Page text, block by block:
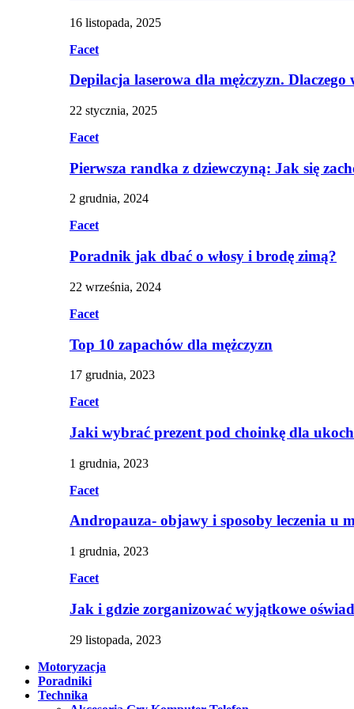
16 listopada, 2025
Facet
Depilacja laserowa dla mężczyzn. Dlaczego
22 stycznia, 2025
Facet
Pierwsza randka z dziewczyną: Jak się
2 grudnia, 2024
Facet
Poradnik jak dbać o włosy i brodę zimą?
22 września, 2024
Facet
Top 10 zapachów dla mężczyzn
17 grudnia, 2023
Facet
Jaki wybrać prezent pod choinkę dla
1 grudnia, 2023
Facet
Andropauza- objawy i sposoby leczenia u
1 grudnia, 2023
Facet
Jak i gdzie zorganizować wyjątkowe
29 listopada, 2023
Motoryzacja
Poradniki
Technika